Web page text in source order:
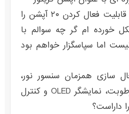
که برای خودرو است و قابلیت فعال کردن ۲۰ آپشن را
خورده ام گر چه سوالم با
اما سپاسگزار خواهم بود
سازی همزمان سنسور نور،
سیستم RFID، سنسور رطوبت، نمایشگر OLED و کنترل
داراست؟